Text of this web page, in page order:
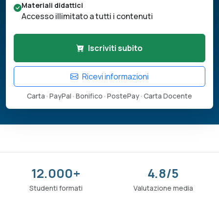
Materiali didattici
Accesso illimitato a tutti i contenuti
Iscriviti subito
Ricevi informazioni
Carta · PayPal · Bonifico · PostePay · Carta Docente
12.000+
Studenti formati
4.8/5
Valutazione media